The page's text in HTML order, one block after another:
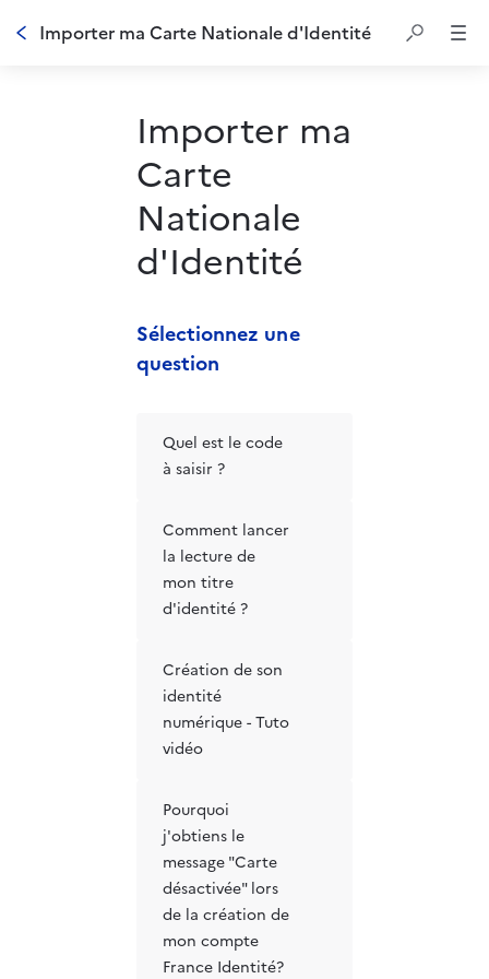
Importer ma Carte Nationale d'Identité
Importer ma
Carte
Nationale
d'Identité
Sélectionnez une
question
Quel est le code
à saisir ?
Comment lancer
la lecture de
mon titre
d'identité ?
Création de son
identité
numérique - Tuto
vidéo
Pourquoi
j'obtiens le
message "Carte
désactivée" lors
de la création de
mon compte
France Identité?